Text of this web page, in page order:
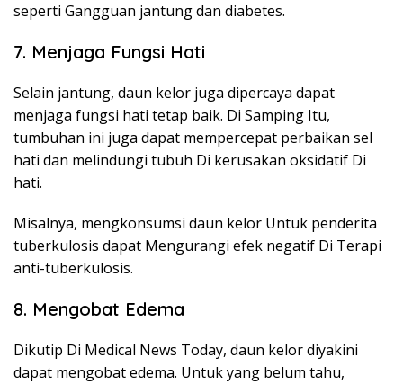
seperti Gangguan jantung dan diabetes.
7. Menjaga Fungsi Hati
Selain jantung, daun kelor juga dipercaya dapat
menjaga fungsi hati tetap baik. Di Samping Itu,
tumbuhan ini juga dapat mempercepat perbaikan sel
hati dan melindungi tubuh Di kerusakan oksidatif Di
hati.
Misalnya, mengkonsumsi daun kelor Untuk penderita
tuberkulosis dapat Mengurangi efek negatif Di Terapi
anti-tuberkulosis.
8. Mengobat Edema
Dikutip Di Medical News Today, daun kelor diyakini
dapat mengobat edema. Untuk yang belum tahu,